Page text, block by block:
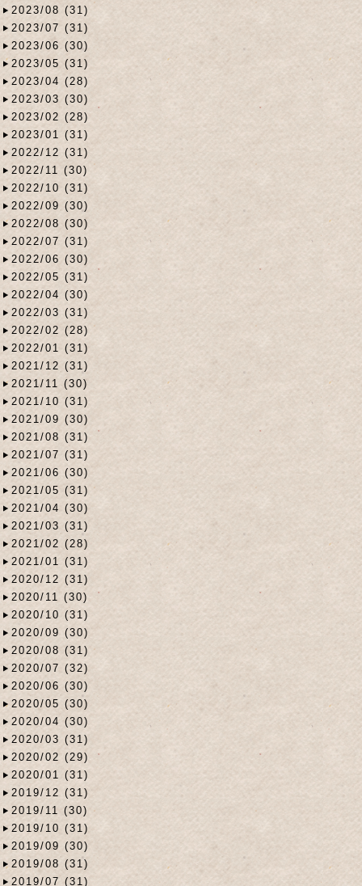
2023/08 (31)
2023/07 (31)
2023/06 (30)
2023/05 (31)
2023/04 (28)
2023/03 (30)
2023/02 (28)
2023/01 (31)
2022/12 (31)
2022/11 (30)
2022/10 (31)
2022/09 (30)
2022/08 (30)
2022/07 (31)
2022/06 (30)
2022/05 (31)
2022/04 (30)
2022/03 (31)
2022/02 (28)
2022/01 (31)
2021/12 (31)
2021/11 (30)
2021/10 (31)
2021/09 (30)
2021/08 (31)
2021/07 (31)
2021/06 (30)
2021/05 (31)
2021/04 (30)
2021/03 (31)
2021/02 (28)
2021/01 (31)
2020/12 (31)
2020/11 (30)
2020/10 (31)
2020/09 (30)
2020/08 (31)
2020/07 (32)
2020/06 (30)
2020/05 (30)
2020/04 (30)
2020/03 (31)
2020/02 (29)
2020/01 (31)
2019/12 (31)
2019/11 (30)
2019/10 (31)
2019/09 (30)
2019/08 (31)
2019/07 (31)